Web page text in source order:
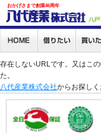
おかげさまで創業46周年
存在しないURLです。又はこ
た。
八代産業株式会社からお探しく